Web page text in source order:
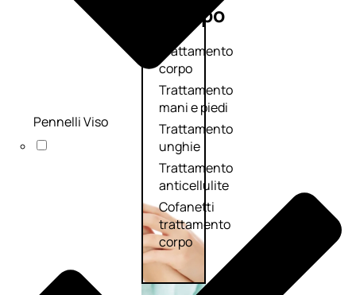
Corpo
Trattamento
corpo
Trattamento
mani e piedi
Trattamento
unghie
Trattamento
anticellulite
Cofanetti
trattamento
corpo
Pennelli Viso